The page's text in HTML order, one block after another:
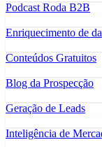
Podcast Roda B2B
Enriquecimento de
Conteúdos Gratuitos
Blog da Prospecção
Geração de Leads
Inteligência de